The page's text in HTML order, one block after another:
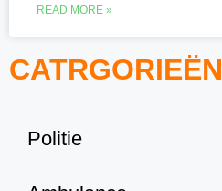
READ MORE »
CATRGORIEËN
Politie